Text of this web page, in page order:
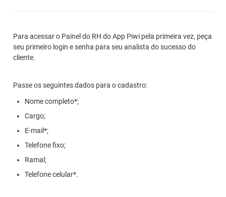
Para acessar o Painel do RH do App Piwi pela primeira vez, peça
seu primeiro login e senha para seu analista do sucesso do
cliente.
Passe os seguintes dados para o cadastro:
Nome completo*;
Cargo;
E-mail*;
Telefone fixo;
Ramal;
Telefone celular*.